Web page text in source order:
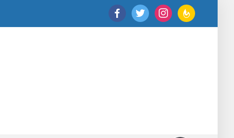
facebooktwitter instagramfeedburner